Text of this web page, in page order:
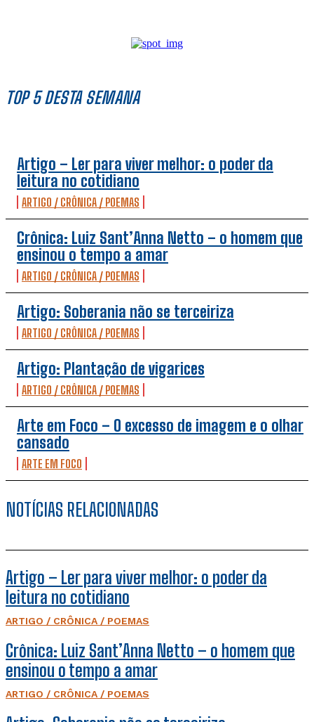
TOP 5 DESTA SEMANA
Artigo – Ler para viver melhor: o poder da
leitura no cotidiano
ARTIGO / CRÔNICA / POEMAS
Crônica: Luiz Sant’Anna Netto – o homem que
ensinou o tempo a amar
ARTIGO / CRÔNICA / POEMAS
Artigo: Soberania não se terceiriza
ARTIGO / CRÔNICA / POEMAS
Artigo: Plantação de vigarices
ARTIGO / CRÔNICA / POEMAS
Arte em Foco – O excesso de imagem e o olhar
cansado
ARTE EM FOCO
NOTÍCIAS RELACIONADAS
Artigo – Ler para viver melhor: o poder da
leitura no cotidiano
ARTIGO / CRÔNICA / POEMAS
Crônica: Luiz Sant’Anna Netto – o homem que
ensinou o tempo a amar
ARTIGO / CRÔNICA / POEMAS